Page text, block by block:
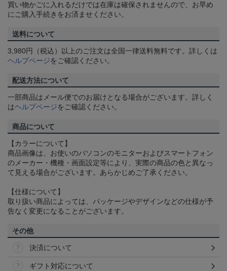
買い物かごに入れるだけでは在庫は確保されませんので、お早め
にご購入手続きをお済ませください。
送料について
3,980円（税込）以上のご注文は全国一律送料無料です。詳しくは
ヘルプページをご確認ください。
配送方法について
一部商品はメール便でのお届けとなる場合がございます。詳しく
はヘルプページをご確認ください。
商品について
【カラーについて】
商品画像は、お使いのパソコンのモニターおよびスマートフォン
のメーカー・機種・画面設定等により、実際の商品の色と異なっ
て見える場合がございます。あらかじめご了承ください。
【仕様について】
取り扱い商品によっては、パッケージやデザインなどの仕様が予
告なく変更になることがございます。
その他
決済について
ギフト対応について